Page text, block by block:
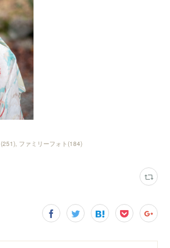
(251) ファミリーフォト(184)